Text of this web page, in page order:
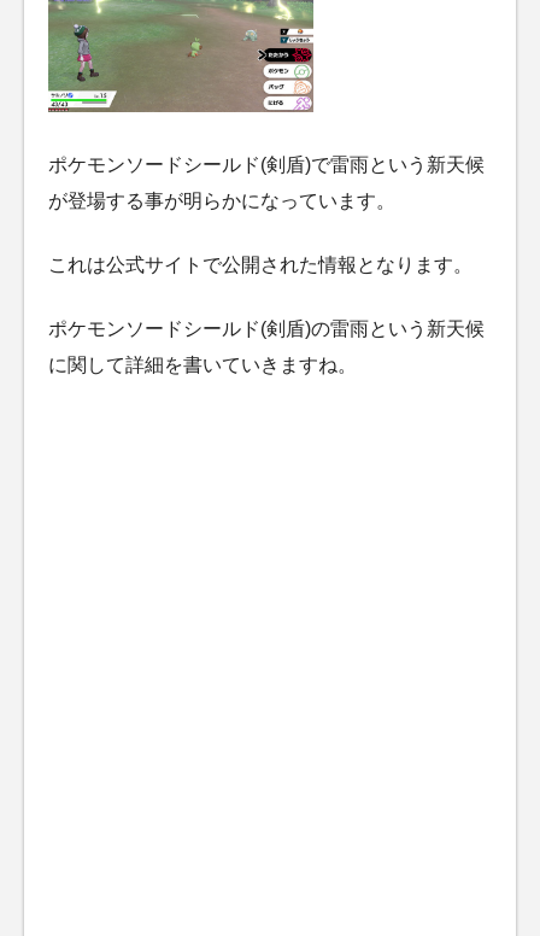
ポケモンソードシールド(剣盾)で雷雨という新天候
が登場する事が明らかになっています。
これは公式サイトで公開された情報となります。
ポケモンソードシールド(剣盾)の雷雨という新天候
に関して詳細を書いていきますね。